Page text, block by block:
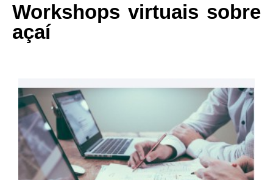
Workshops virtuais sobre
açaí